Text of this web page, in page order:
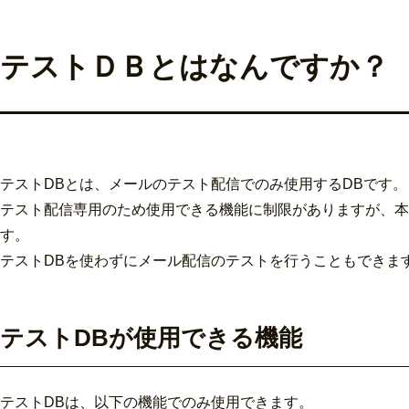
テストＤＢとはなんですか？
テストDBとは、メールのテスト配信でのみ使用するDBです。
テスト配信専用のため使用できる機能に制限がありますが、
す。
テストDBを使わずにメール配信のテストを行うこともでき
テストDBが使用できる機能
テストDBは、以下の機能でのみ使用できます。